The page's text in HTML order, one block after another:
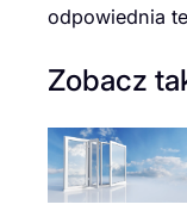
odpowiednia
Zobacz